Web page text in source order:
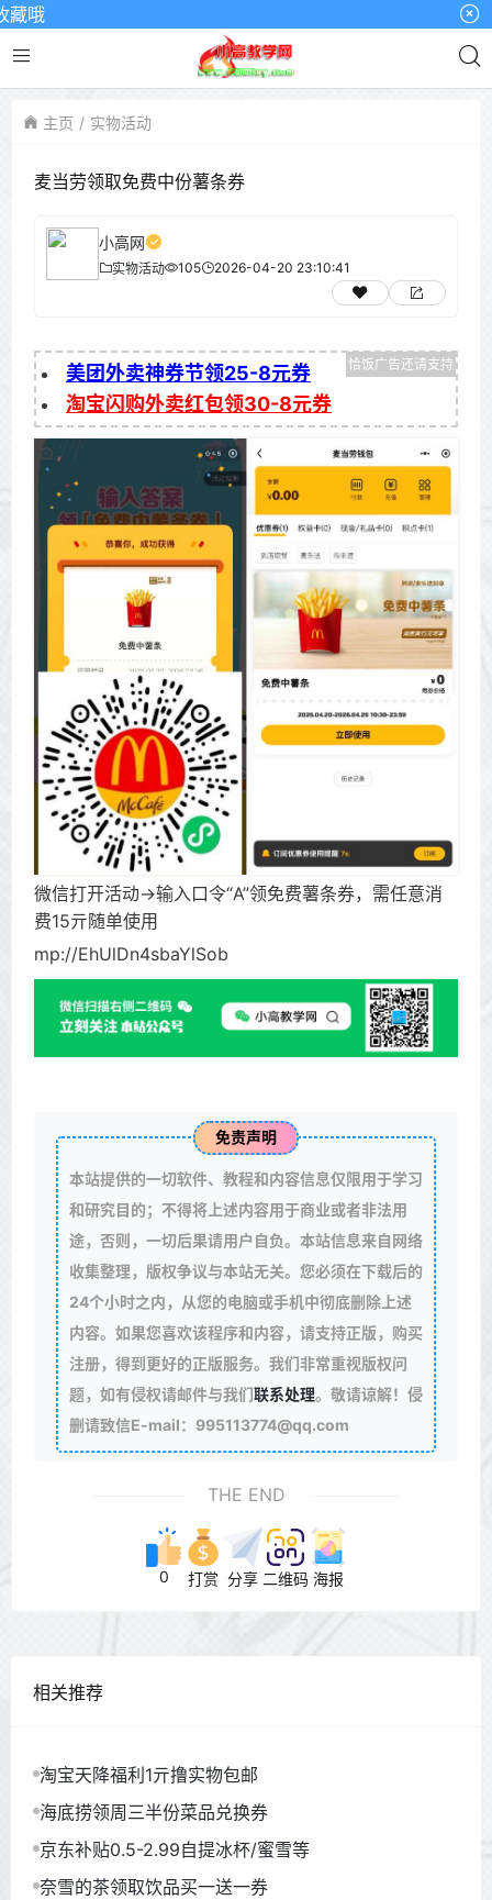
主页 实物活动
麦当劳领取免费中份薯条券
小高网
实物活动 105 2026-04-20 23:10:41
美团外卖神券节领25-8元券
淘宝闪购外卖红包领30-8元券
微信打开活动->输入口令“A”领免费薯条券，需任意消
费15亓随单使用
mp://EhUlDn4sbaYlSob
免责声明
本站提供的一切软件、教程和内容信息仅限用于学习
和研究目的；不得将上述内容用于商业或者非法用
途，否则，一切后果请用户自负。本站信息来自网络
收集整理，版权争议与本站无关。您必须在下载后的
24个小时之内，从您的电脑或手机中彻底删除上述
内容。如果您喜欢该程序和内容，请支持正版，购买
注册，得到更好的正版服务。我们非常重视版权问
题，如有侵权请邮件与我们联系处理。敬请谅解！侵
删请致信E-mail：995113774@qq.com
THE END
0 打赏 分享 二维码 海报
相关推荐
淘宝天降福利1亓撸实物包邮
海底捞领周三半份菜品兑换券
京东补贴0.5-2.99自提冰杯/蜜雪等
奈雪的茶领取饮品买一送一券